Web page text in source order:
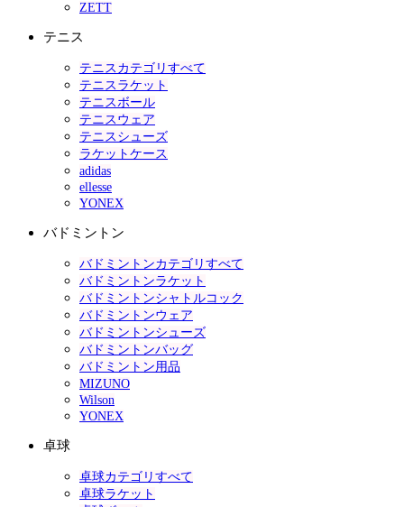
ZETT
テニス
テニスカテゴリすべて
テニスラケット
テニスボール
テニスウェア
テニスシューズ
ラケットケース
adidas
ellesse
YONEX
バドミントン
バドミントンカテゴリすべて
バドミントンラケット
バドミントンシャトルコック
バドミントンウェア
バドミントンシューズ
バドミントンバッグ
バドミントン用品
MIZUNO
Wilson
YONEX
卓球
卓球カテゴリすべて
卓球ラケット